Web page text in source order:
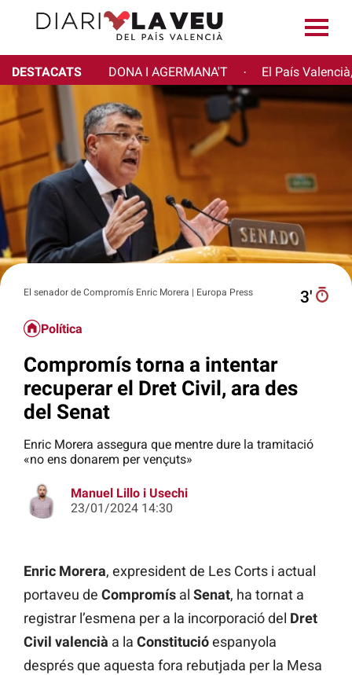
DESTACATS DONA I AGERMANA'T · El País
El senador de Compromís Enric Morera | Europa Press 3′
Política
Compromís torna a intentar
recuperar el Dret Civil, ara des
del Senat
Enric Morera assegura que mentre dure la tramitació
«no ens donarem per vençuts»
Manuel Lillo i Usechi
23/01/2024 14:30
Enric Morera, expresident de Les Corts i actual
portaveu de Compromís al Senat, ha tornat a
registrar l’esmena per a la incorporació del Dret
Civil valencià a la Constitucióespanyola
després que aquesta fora rebutjada per la Mesa